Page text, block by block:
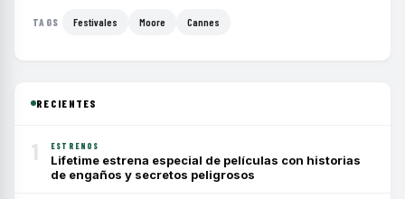
TAGS Festivales Moore Cannes
RECIENTES
1 ESTRENOS
Lifetime estrena especial de películas con historias
de engaños y secretos peligrosos